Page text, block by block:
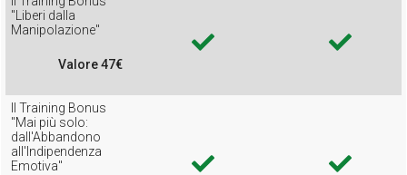
"Liberi dalla
Manipolazione"
Valore 47€
Il Training Bonus
"Mai più solo:
dall'Abbandono
all'Indipendenza
Emotiva"